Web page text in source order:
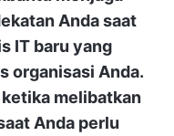
Anda saat
IT baru yang
organisasi Anda.
melibatkan
Anda perlu